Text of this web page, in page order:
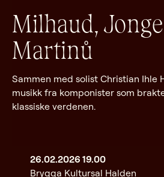
Milhaud,
Martinů
Sammen med solist Christian Ihle
musikk fra komponister som
klassiske verdenen.
26.02.2026 19.00
Brygga Kultursal Halden